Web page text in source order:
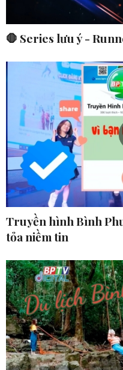
🛑 Series lưu ý -
Truyền hình Bình
tỏa niềm tin